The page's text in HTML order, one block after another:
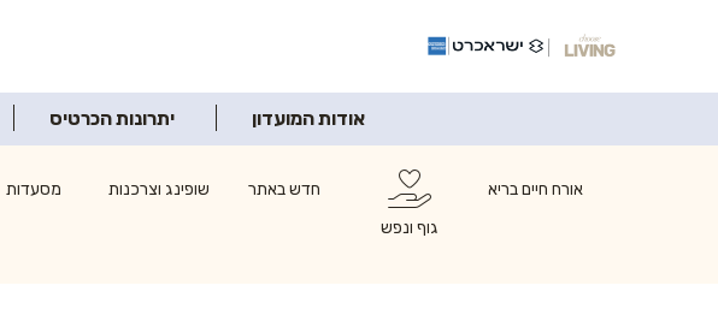
אודות המועדון יתרונות הכרטיס
אורח חיים בריא
גוף ונפש
חדש באתר שופינג וצרכנות מסעדות